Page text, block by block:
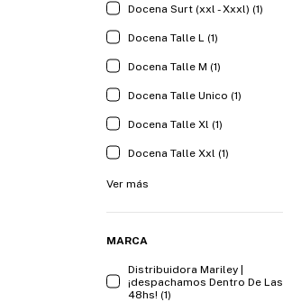
Docena Surt (xxl - Xxxl) (1)
Docena Talle L (1)
Docena Talle M (1)
Docena Talle Unico (1)
Docena Talle Xl (1)
Docena Talle Xxl (1)
Ver más
MARCA
Distribuidora Mariley |
¡despachamos Dentro De Las
48hs! (1)